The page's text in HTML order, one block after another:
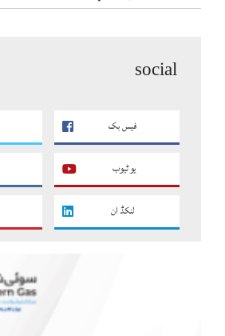
social
فیس بک
یو ٹیوب
لنکڈ ان